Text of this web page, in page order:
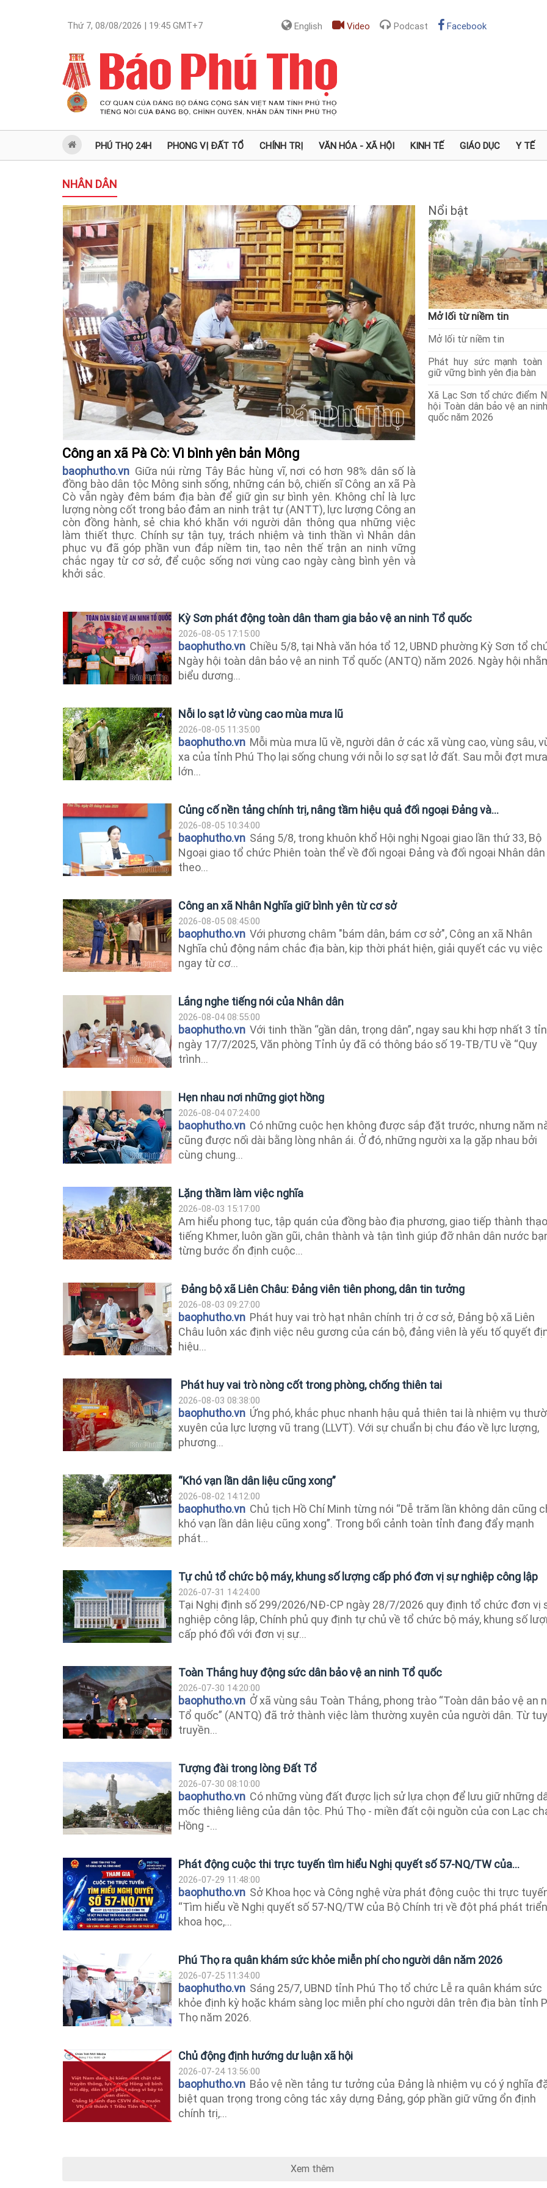
Thứ 7, 08/08/2026 | 19:45 GMT+7 English Video Podcast Facebook
PHÚ THỌ 24H PHONG VỊ ĐẤT TỔ CHÍNH TRỊ VĂN HÓA - XÃ HỘI KINH TẾ GIÁO DỤC Y TẾ
NHÂN DÂN
Công an xã Pà Cò: Vì bình yên bản Mông
baophutho.vn Giữa núi rừng Tây Bắc hùng vĩ, nơi có hơn 98% dân số là
đồng bào dân tộc Mông sinh sống, những cán bộ, chiến sĩ Công an xã Pà
Cò vẫn ngày đêm bám địa bàn để giữ gìn sự bình yên. Không chỉ là lực
lượng nòng cốt trong bảo đảm an ninh trật tự (ANTT), lực lượng Công an
còn đồng hành, sẻ chia khó khăn với người dân thông qua những việc
làm thiết thực. Chính sự tận tụy, trách nhiệm và tinh thần vì Nhân dân
phục vụ đã góp phần vun đắp niềm tin, tạo nên thế trận an ninh vững
chắc ngay từ cơ sở, để cuộc sống nơi vùng cao ngày càng bình yên và
khởi sắc.
Nổi bật
Mở lối từ niềm tin
Mở lối từ niềm tin
Phát huy sức mạnh toàn
giữ vững bình yên địa bàn
Xã Lạc Sơn tổ chức điểm
hội Toàn dân bảo vệ an
quốc năm 2026
Kỳ Sơn phát động toàn dân tham gia bảo vệ an ninh Tổ quốc
2026-08-05 17:15:00
baophutho.vn Chiều 5/8, tại Nhà văn hóa tổ 12, UBND phường Kỳ Sơn tổ
Ngày hội toàn dân bảo vệ an ninh Tổ quốc (ANTQ) năm 2026. Ngày hội
biểu dương...
Nỗi lo sạt lở vùng cao mùa mưa lũ
2026-08-05 11:35:00
baophutho.vn Mỗi mùa mưa lũ về, người dân ở các xã vùng cao, vùng sâu,
xa của tỉnh Phú Thọ lại sống chung với nỗi lo sợ sạt lở đất. Sau mỗi đợt mưa
lớn...
Củng cố nền tảng chính trị, nâng tầm hiệu quả đối ngoại Đảng và...
2026-08-05 10:34:00
baophutho.vn Sáng 5/8, trong khuôn khổ Hội nghị Ngoại giao lần thứ 33, Bộ
Ngoại giao tổ chức Phiên toàn thể về đối ngoại Đảng và đối ngoại Nhân dân
theo...
Công an xã Nhân Nghĩa giữ bình yên từ cơ sở
2026-08-05 08:45:00
baophutho.vn Với phương châm "bám dân, bám cơ sở", Công an xã Nhân
Nghĩa chủ động nắm chắc địa bàn, kịp thời phát hiện, giải quyết các vụ việc
ngay từ cơ...
Lắng nghe tiếng nói của Nhân dân
2026-08-04 08:55:00
baophutho.vn Với tinh thần “gần dân, trọng dân”, ngay sau khi hợp nhất 3
ngày 17/7/2025, Văn phòng Tỉnh ủy đã có thông báo số 19-TB/TU về “Quy
trình...
Hẹn nhau nơi những giọt hồng
2026-08-04 07:24:00
baophutho.vn Có những cuộc hẹn không được sắp đặt trước, nhưng năm
cũng được nối dài bằng lòng nhân ái. Ở đó, những người xa lạ gặp nhau bởi
cùng chung...
Lặng thầm làm việc nghĩa
2026-08-03 15:17:00
Am hiểu phong tục, tập quán của đồng bào địa phương, giao tiếp thành thạo
tiếng Khmer, luôn gần gũi, chân thành và tận tình giúp đỡ nhân dân nước
từng bước ổn định cuộc...
Đảng bộ xã Liên Châu: Đảng viên tiên phong, dân tin tưởng
2026-08-03 09:27:00
baophutho.vn Phát huy vai trò hạt nhân chính trị ở cơ sở, Đảng bộ xã Liên
Châu luôn xác định việc nêu gương của cán bộ, đảng viên là yếu tố quyết
hiệu...
Phát huy vai trò nòng cốt trong phòng, chống thiên tai
2026-08-03 08:38:00
baophutho.vn Ứng phó, khắc phục nhanh hậu quả thiên tai là nhiệm vụ
xuyên của lực lượng vũ trang (LLVT). Với sự chuẩn bị chu đáo về lực lượng,
phương...
“Khó vạn lần dân liệu cũng xong”
2026-08-02 14:12:00
baophutho.vn Chủ tịch Hồ Chí Minh từng nói “Dễ trăm lần không dân cũng
khó vạn lần dân liệu cũng xong”. Trong bối cảnh toàn tỉnh đang đẩy mạnh
phát...
Tự chủ tổ chức bộ máy, khung số lượng cấp phó đơn vị sự nghiệp công lập
2026-07-31 14:24:00
Tại Nghị định số 299/2026/NĐ-CP ngày 28/7/2026 quy định tổ chức đơn vị
nghiệp công lập, Chính phủ quy định tự chủ về tổ chức bộ máy, khung số
cấp phó đối với đơn vị sự...
Toàn Thắng huy động sức dân bảo vệ an ninh Tổ quốc
2026-07-30 14:20:00
baophutho.vn Ở xã vùng sâu Toàn Thắng, phong trào “Toàn dân bảo vệ an
Tổ quốc” (ANTQ) đã trở thành việc làm thường xuyên của người dân. Từ
truyền...
Tượng đài trong lòng Đất Tổ
2026-07-30 08:10:00
baophutho.vn Có những vùng đất được lịch sử lựa chọn để lưu giữ những
mốc thiêng liêng của dân tộc. Phú Thọ - miền đất cội nguồn của con Lạc
Hồng -...
Phát động cuộc thi trực tuyến tìm hiểu Nghị quyết số 57-NQ/TW của...
2026-07-29 11:48:00
baophutho.vn Sở Khoa học và Công nghệ vừa phát động cuộc thi trực
“Tìm hiểu về Nghị quyết số 57-NQ/TW của Bộ Chính trị về đột phá phát triển
khoa học,...
Phú Thọ ra quân khám sức khỏe miễn phí cho người dân năm 2026
2026-07-25 11:34:00
baophutho.vn Sáng 25/7, UBND tỉnh Phú Thọ tổ chức Lễ ra quân khám sức
khỏe định kỳ hoặc khám sàng lọc miễn phí cho người dân trên địa bàn tỉnh
Thọ năm 2026.
Chủ động định hướng dư luận xã hội
2026-07-24 13:56:00
baophutho.vn Bảo vệ nền tảng tư tưởng của Đảng là nhiệm vụ có ý nghĩa
biệt quan trọng trong công tác xây dựng Đảng, góp phần giữ vững ổn định
chính trị,...
Xem thêm